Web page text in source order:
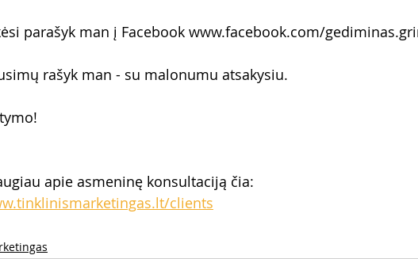
parašyk man į Facebook www.facebook.com/
rašyk man - su malonumu atsakysiu.
apie asmeninę konsultaciją čia:
clients